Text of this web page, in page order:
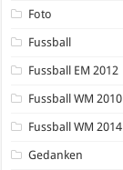
Foto
Fussball
Fussball EM 2012
Fussball WM 2010
Fussball WM 2014
Gedanken